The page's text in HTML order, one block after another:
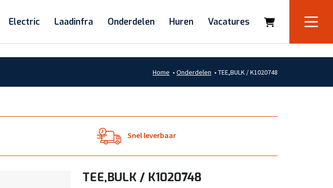
Electric Laadinfra Onderdelen Huren Vacatures
Home • Onderdelen • TEE,BULK / K1020748
Snel leverbaar
TEE,BULK / K1020748